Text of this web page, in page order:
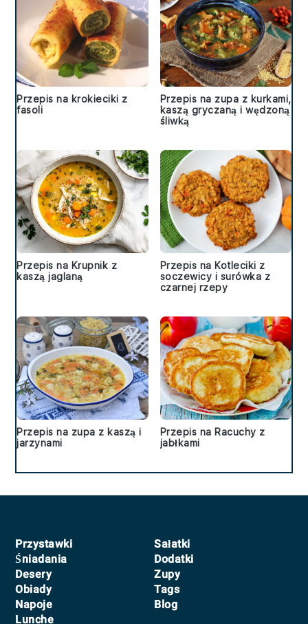
Przepis na krokieciki z
fasoli
Przepis na zupa z kurkami,
kaszą gryczaną i wędzoną
śliwką
Przepis na Krupnik z
kaszą jaglaną
Przepis na Kotleciki z
soczewicy i surówka z
czarnej rzepy
Przepis na zupa z kaszą i
jarzynami
Przepis na Racuchy z
jabłkami
Przystawki
Śniadania
Desery
Obiady
Napoje
Lunche
Sałatki
Dodatki
Zupy
Tags
Blog